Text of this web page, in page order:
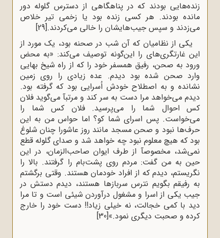
زنده‌هایى بودند که در پناهگاهى از دسترس گلوله دور
مانده بودند. هر کسی زنده بود یا زخمی تیر خلاص
می‌زدند و سپس جیب‌هایشان را خالی می‌کردند.[29]
یکى از نظامیان که آن شب در صحنه بود، یک مورد از
این غارتگرى‌هاى را این‌گونه توصیف مى‌کند: «به محض
ورود به صحن، رفیق همسفر خود را که از راه شیخ بهایى
وارد صحن شده بود دیدم. عده‌ زیادى را روى زمین
نشانده و به اصطلاح خودش اُسرایى بود که گرفته بود.
دیدم مى‌خواهد مرا دست به سر کند و مرتبآ مى‌گوید فلان
کس احوال شما را مى‌پرسید. فلان کس شما را
مى‌خواست. پس اسراى شما کو؟ اما حواس من به این
حرف‌ها نبود و صحن مسجد مانند روز عاشورا چنان شلوغ
بود که هیچ معلوم نبود چه خواهد شد و صداى گلوله قطع
نمى‌شد، مخصوصآ از طرف ایوان صاحب‌الزمان، در این
حین به من گفت: مردم روى پشت‌بام را گرفتند. بالا را
نگریستم، دیدم که از افراد خودمان هستند. وقتى برگشتم
به رفیقم بگویم نترس سربازها هستند، دیدم دستش در
جیب یکى از اسرا و مشغول درآوردن شیئى است و تا مرا
دید با کمى خجالت، نه خیلى زیاد!! دست خود را خارج
کرده و صحبت دیگرى نمود.»[30]